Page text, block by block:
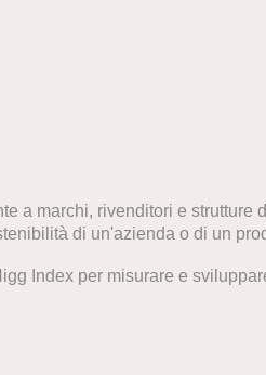
a marchi, rivenditori e
di un'azienda o di un
Index per misurare e